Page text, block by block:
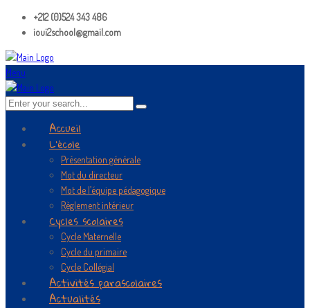
+212 (0)524 343 486
ioui2school@gmail.com
Menu
Accueil
L’école
Présentation générale
Mot du directeur
Mot de l’équipe pédagogique
Règlement intérieur
Cycles scolaires
Cycle Maternelle
Cycle du primaire
Cycle Collégial
Activités parascolaires
Actualités